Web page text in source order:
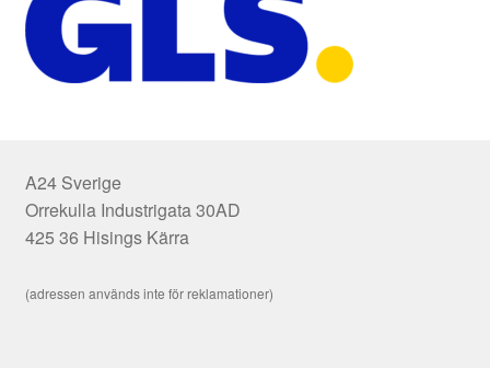
A24 Sverige
Orrekulla Industrigata 30AD
425 36 Hisings Kärra
(adressen används inte för reklamationer)